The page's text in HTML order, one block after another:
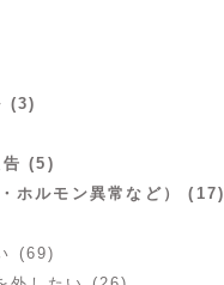
(3)
告 (5)
ホルモン異常など） (17)
(69)